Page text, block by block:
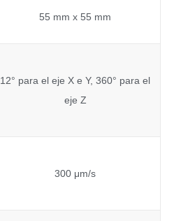
55 mm x 55 mm
12° para el eje X e Y, 360° para el
eje Z
300 μm/s